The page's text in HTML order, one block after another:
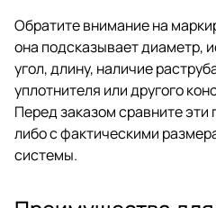
Обратите внимание на
она подсказывает диаметр,
угол, длину, наличие
уплотнителя или другого
Перед заказом сравните
либо с фактическими
системы.